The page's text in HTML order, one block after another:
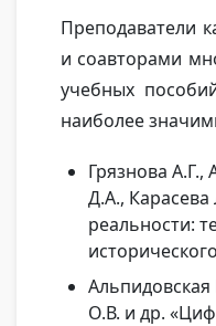
Преподаватели
и соавторами
учебных
наиболее
Грязнова
Д.А.,
реальности:
О.В. и др.